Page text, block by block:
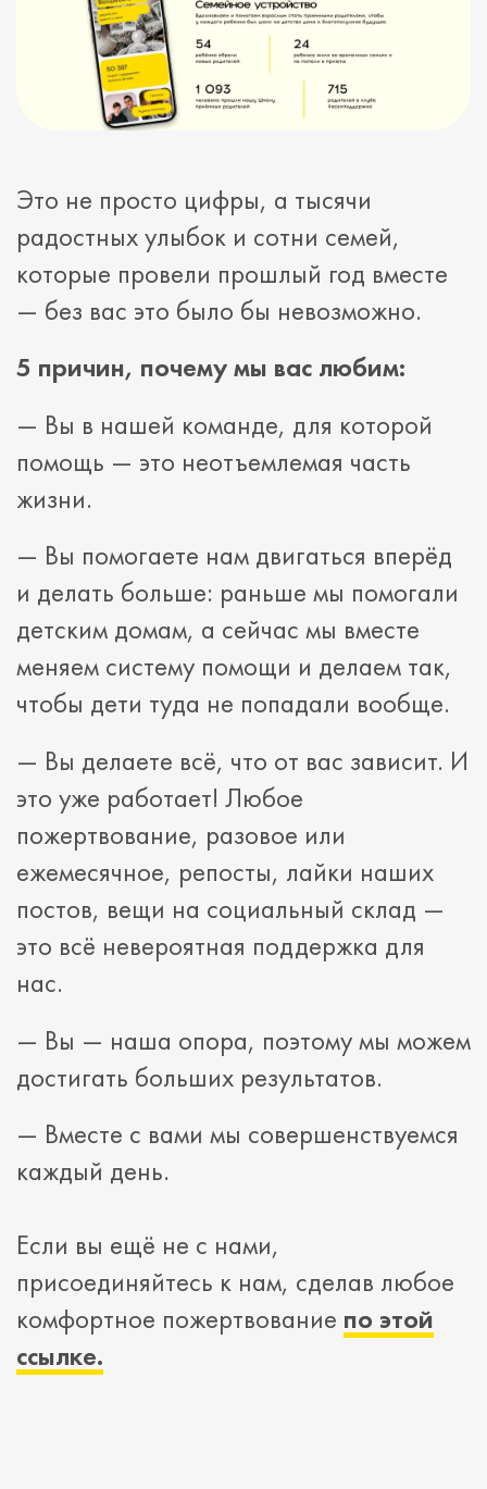
Это не просто цифры, а тысячи
радостных улыбок и сотни семей,
которые провели прошлый год вместе
— без вас это было бы невозможно.
5 причин, почему мы вас любим:
— Вы в нашей команде, для которой
помощь — это неотъемлемая часть
жизни.
— Вы помогаете нам двигаться вперёд
и делать больше: раньше мы помогали
детским домам, а сейчас мы вместе
меняем систему помощи и делаем так,
чтобы дети туда не попадали вообще.
— Вы делаете всё, что от вас зависит. И
это уже работает! Любое
пожертвование, разовое или
ежемесячное, репосты, лайки наших
постов, вещи на социальный склад —
это всё невероятная поддержка для
нас.
— Вы — наша опора, поэтому мы можем
достигать больших результатов.
— Вместе с вами мы совершенствуемся
каждый день.
Если вы ещё не с нами,
присоединяйтесь к нам, сделав любое
комфортное пожертвование по этой
ссылке.